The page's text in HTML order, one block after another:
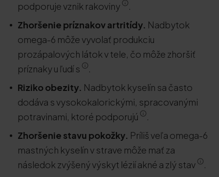
podporuje vznik rakoviny
.
Zhoršenie príznakov artritídy. Nadbytok
omega-6 môže vyvolať produkciu
prozápalových látok v tele, čo môže zhoršiť
príznaky u ľudí s
.
Riziko obezity. Nadbytok kyselín sa často
dodáva s vysokokalorickými, spracovanými
potravinami, ktoré podporujú
.
Zhoršenie stavu pokožky. Príliš veľa omega-6
mastných kyselín v strave môže mať za
následok zvýšený výskyt lézií akné a zlý stav
.